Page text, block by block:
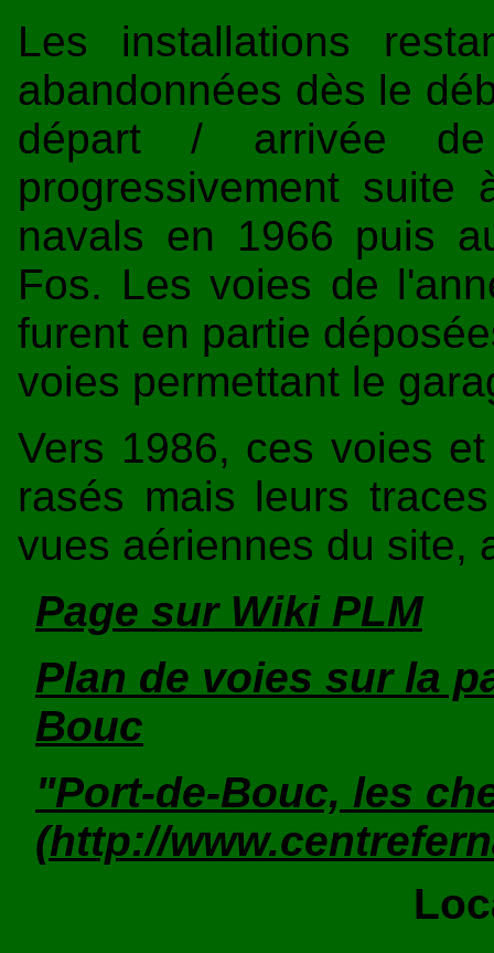
Les installations
abandonnées dès le
départ / arrivée
progressivement suite
navals en 1966 puis
Fos. Les voies de
furent en partie
voies permettant le
Vers 1986, ces voies
rasés mais leurs
vues aériennes du site,
Page sur Wiki PLM
Plan de voies sur la
Bouc
"Port-de-Bouc, les
(http://